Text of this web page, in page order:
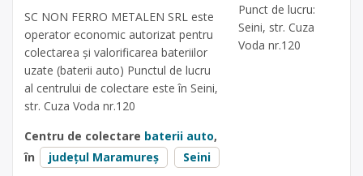
SC NON FERRO METALEN SRL este
operator economic autorizat pentru
colectarea și valorificarea bateriilor
uzate (baterii auto) Punctul de lucru
al centrului de colectare este în Seini,
str. Cuza Voda nr.120
Centru de colectare baterii auto,
în
județul Maramureș Seini
Punct de lucru:
Seini, str. Cuza
Voda nr.120